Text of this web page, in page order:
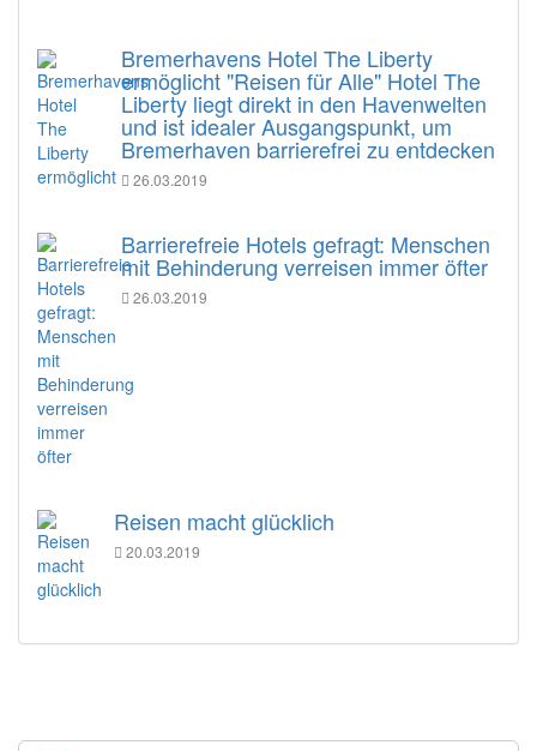
Bremerhavens Hotel The Liberty
ermöglicht "Reisen für Alle" Hotel The
Liberty liegt direkt in den Havenwelten
und ist idealer Ausgangspunkt, um
Bremerhaven barrierefrei zu entdecken
26.03.2019
Barrierefreie Hotels gefragt: Menschen
mit Behinderung verreisen immer öfter
26.03.2019
Reisen macht glücklich
20.03.2019